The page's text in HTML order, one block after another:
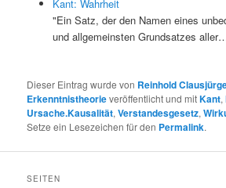
Kant: Wahrheit
"Ein Satz, der den Namen eines
und allgemeinsten Grundsatzes
Dieser Eintrag wurde von Reinhold
Erkenntnistheorieveröffentlicht und mitKant,
Ursache.Kausalität,Verstandesgesetz,
Setze ein Lesezeichen für den Permalink.
SEITEN